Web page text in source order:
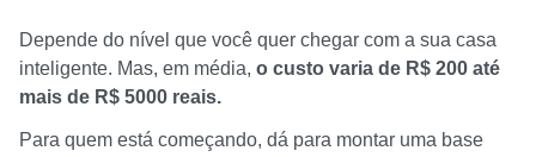
Depende do nível que você quer chegar com a sua casa
inteligente. Mas, em média, o custo varia de R$ 200 até
mais de R$ 5000 reais.
Para quem está começando, dá para montar uma base